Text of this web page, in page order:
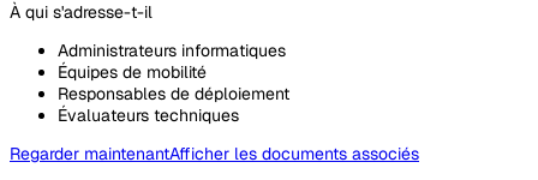
À qui s'adresse-t-il
Administrateurs informatiques
Équipes de mobilité
Responsables de déploiement
Évaluateurs techniques
Regarder maintenantAfficher les documents associés